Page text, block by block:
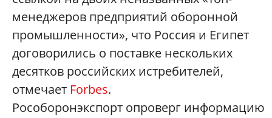
менеджеров предприятий оборонной
промышленности», что Россия и Египет
договорились о поставке нескольких
десятков российских истребителей,
отмечает Forbes.
Рособоронэкспорт опроверг информацию